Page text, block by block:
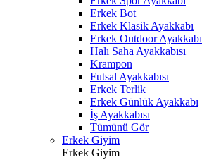
Erkek Bot
Erkek Klasik Ayakkabı
Erkek Outdoor Ayakkabı
Halı Saha Ayakkabısı
Krampon
Futsal Ayakkabısı
Erkek Terlik
Erkek Günlük Ayakkabı
İş Ayakkabısı
Tümünü Gör
Erkek Giyim
Erkek Giyim